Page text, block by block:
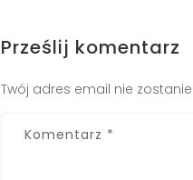
Prześlij komentarz
Twój adres email nie